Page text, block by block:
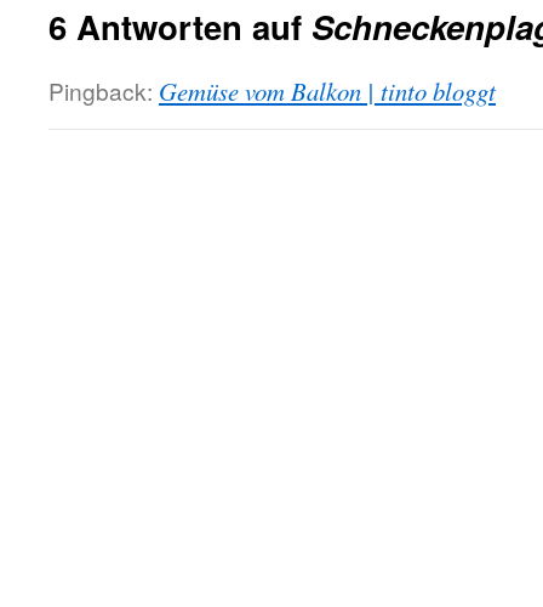
6 Antworten auf
Pingback: Gemüse vom Balkon | tinto bloggt